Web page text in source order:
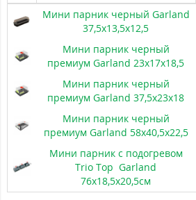
Мини парник черный Garland
37,5x13,5x12,5
Мини парник черный
премиум Garland 23x17x18,5
Мини парник черный
премиум Garland 37,5x23x18
Мини парник черный
премиум Garland 58x40,5x22,5
Мини парник с подогревом
Trio Top Garland
76х18,5х20,5см